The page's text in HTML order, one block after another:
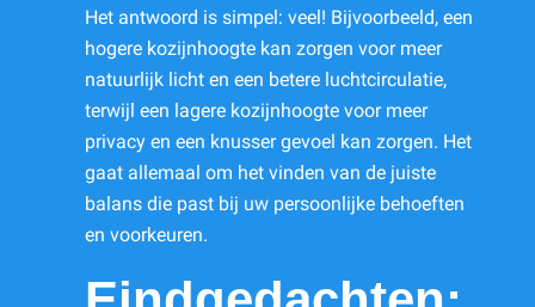
Het antwoord is simpel: veel! Bijvoorbeeld, een
hogere kozijnhoogte kan zorgen voor meer
natuurlijk licht en een betere luchtcirculatie,
terwijl een lagere kozijnhoogte voor meer
privacy en een knusser gevoel kan zorgen. Het
gaat allemaal om het vinden van de juiste
balans die past bij uw persoonlijke behoeften
en voorkeuren.